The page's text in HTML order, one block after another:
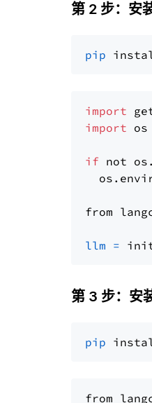
第 2 步：安
pip
import
import os
if not
from
llm =
第 3 步：
pip
from